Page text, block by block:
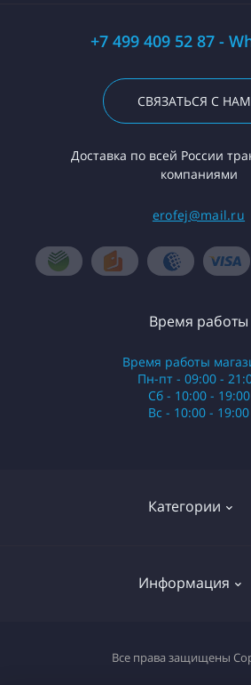
+7 499 409 52 87 -
СВЯЗАТЬСЯ С
Доставка по всей России
компаниями
erofej@mail.ru
Категории
Российские
Информация
Время работы
Время работы
Пн-пт - 09:00 -
Сб - 10:00 - 19:00
Вс - 10:00 - 19:00
Все права защищены